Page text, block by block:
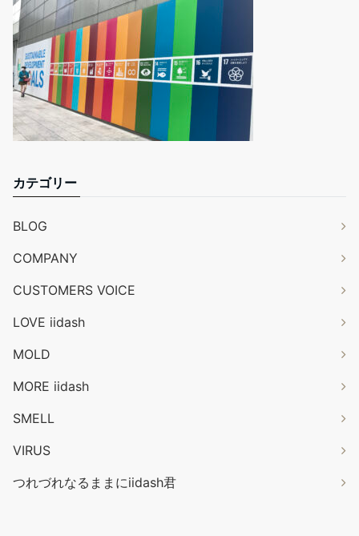
カテゴリー
BLOG
COMPANY
CUSTOMERS VOICE
LOVE iidash
MOLD
MORE iidash
SMELL
VIRUS
つれづれなるままにiidash君